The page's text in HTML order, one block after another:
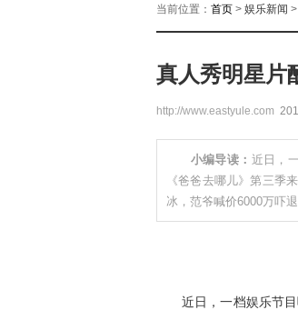
当前位置： 首页 > 娱乐新闻
真人秀明星片
http://www.eastyule.com
小编导读： 近日，
《爸爸去哪儿》第三季
冰，范爷喊价6000万吓退
近日，一档娱乐节